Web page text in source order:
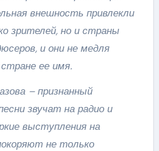
внешность привлекли
зрителей, но и страны
и они не медля
ее имя.
– признанный
звучат на радио и
выступления на
не только